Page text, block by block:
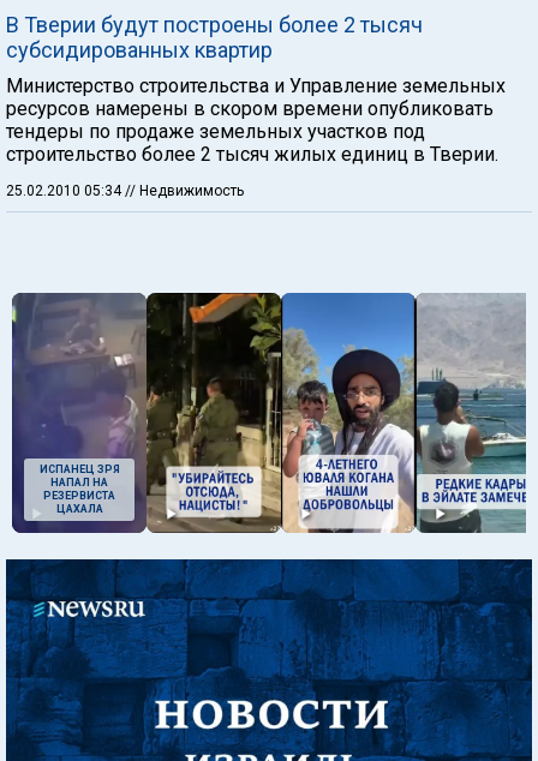
В Тверии будут построены более 2 тысяч
субсидированных квартир
Министерство строительства и Управление земельных
ресурсов намерены в скором времени опубликовать
тендеры по продаже земельных участков под
строительство более 2 тысяч жилых единиц в Тверии.
25.02.2010 05:34 // Недвижимость
ИСПАНЕЦ ЗРЯ
НАПАЛ НА
РЕЗЕРВИСТА
ЦАХАЛА